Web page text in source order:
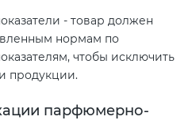
- товар должен
нормам по
чтобы исключить
продукции.
парфюмерно-